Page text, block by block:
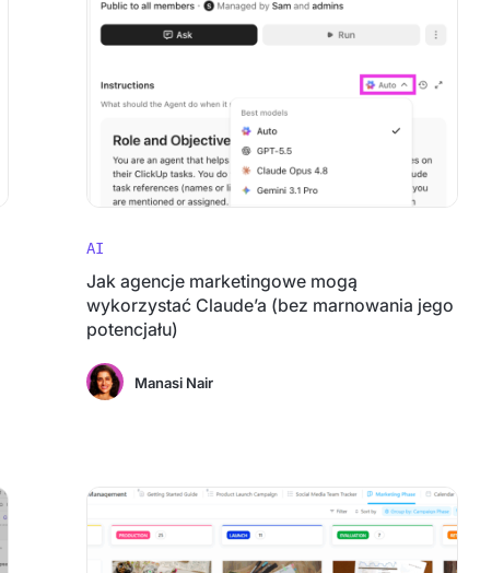
AI
Jak agencje marketingowe mogą
wykorzystać Claude’a (bez marnowania jego
potencjału)
Manasi Nair